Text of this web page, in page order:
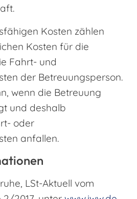
Kosten zählen
Kosten für die
Fahrt- und
der Betreuungsperson.
wenn die Betreuung
und deshalb
oder
anfallen.
LSt-Aktuell vom